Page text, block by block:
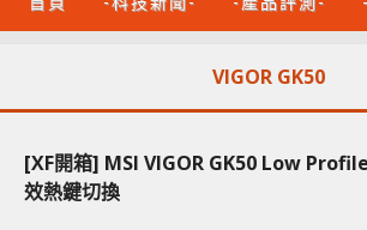
VIGOR GK50
[XF開箱] MSI VIGOR GK50 Low
效熱鍵切換